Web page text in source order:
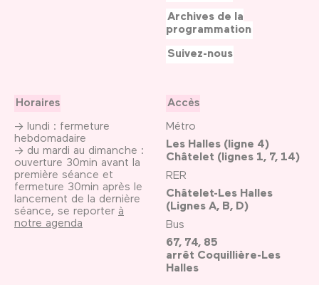
Horaires
→ lundi : fermeture
hebdomadaire
→ du mardi au dimanche :
ouverture 30min avant la
première séance et
fermeture 30min après le
lancement de la dernière
séance, se reporter à
notre agenda
Accès
Métro
Les Halles (ligne 4)
Châtelet (lignes 1, 7, 14)
RER
Châtelet-Les Halles
(Lignes A, B, D)
Bus
67, 74, 85
arrêt Coquillière-Les
Halles
Archives de la
programmation
Suivez-nous